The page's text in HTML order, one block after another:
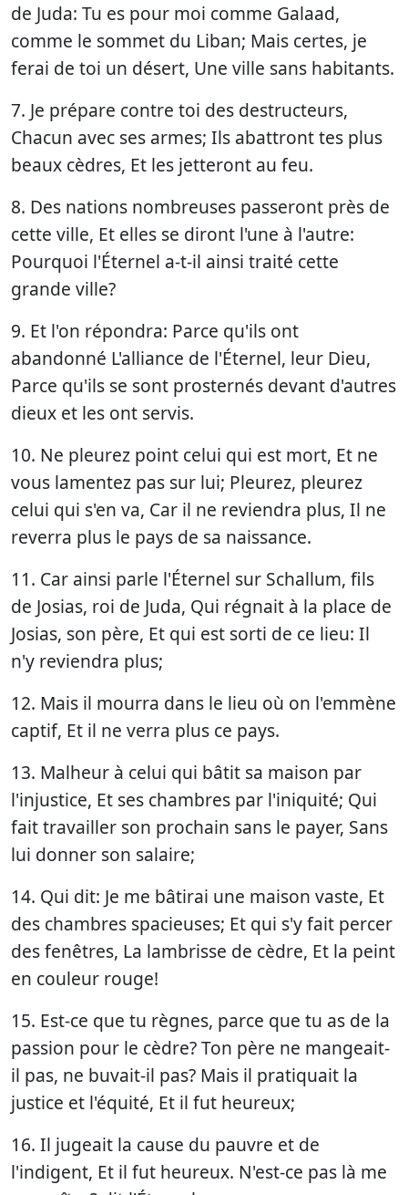
de Juda: Tu es pour moi comme Galaad,
comme le sommet du Liban; Mais certes, je
ferai de toi un désert, Une ville sans habitants.
7. Je prépare contre toi des destructeurs,
Chacun avec ses armes; Ils abattront tes plus
beaux cèdres, Et les jetteront au feu.
8. Des nations nombreuses passeront près de
cette ville, Et elles se diront l'une à l'autre:
Pourquoi l'Éternel a-t-il ainsi traité cette
grande ville?
9. Et l'on répondra: Parce qu'ils ont
abandonné L'alliance de l'Éternel, leur Dieu,
Parce qu'ils se sont prosternés devant d'autres
dieux et les ont servis.
10. Ne pleurez point celui qui est mort, Et ne
vous lamentez pas sur lui; Pleurez, pleurez
celui qui s'en va, Car il ne reviendra plus, Il ne
reverra plus le pays de sa naissance.
11. Car ainsi parle l'Éternel sur Schallum, fils
de Josias, roi de Juda, Qui régnait à la place de
Josias, son père, Et qui est sorti de ce lieu: Il
n'y reviendra plus;
12. Mais il mourra dans le lieu où on l'emmène
captif, Et il ne verra plus ce pays.
13. Malheur à celui qui bâtit sa maison par
l'injustice, Et ses chambres par l'iniquité; Qui
fait travailler son prochain sans le payer, Sans
lui donner son salaire;
14. Qui dit: Je me bâtirai une maison vaste, Et
des chambres spacieuses; Et qui s'y fait percer
des fenêtres, La lambrisse de cèdre, Et la peint
en couleur rouge!
15. Est-ce que tu règnes, parce que tu as de la
passion pour le cèdre? Ton père ne mangeait-
il pas, ne buvait-il pas? Mais il pratiquait la
justice et l'équité, Et il fut heureux;
16. Il jugeait la cause du pauvre et de
l'indigent, Et il fut heureux. N'est-ce pas là me